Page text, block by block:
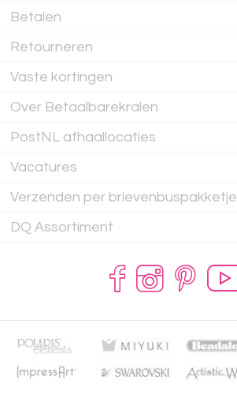
Betalen
Retourneren
Vaste kortingen
Over Betaalbarekralen
PostNL afhaallocaties
Vacatures
Verzenden per brievenbuspakketje
DQ Assortiment